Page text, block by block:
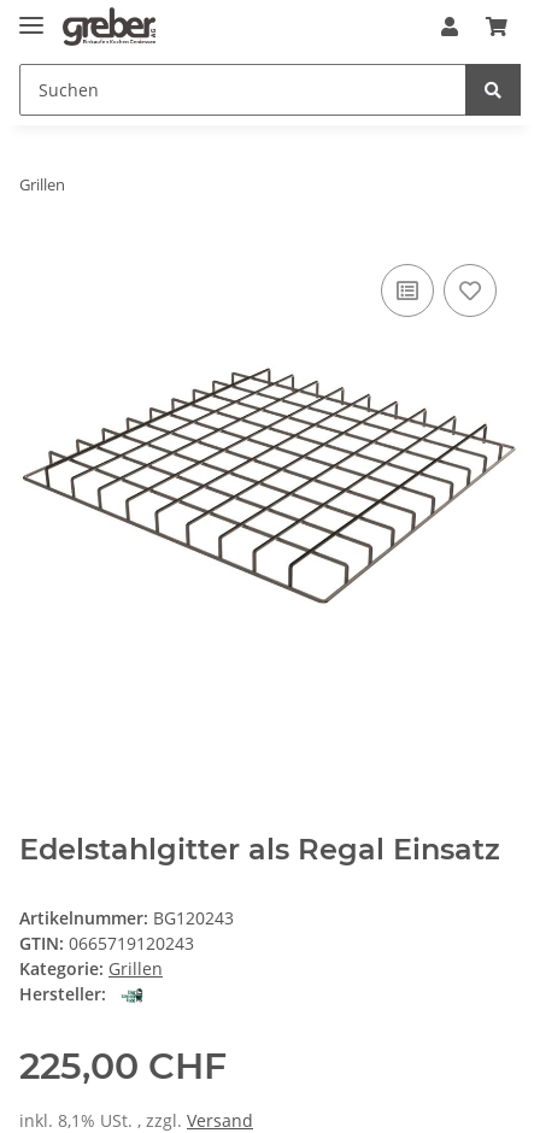
Grillen
Edelstahlgitter als Regal Einsatz
Artikelnummer: BG120243
GTIN: 0665719120243
Kategorie: Grillen
Hersteller:
225,00 CHF
inkl. 8,1% USt. , zzgl. Versand